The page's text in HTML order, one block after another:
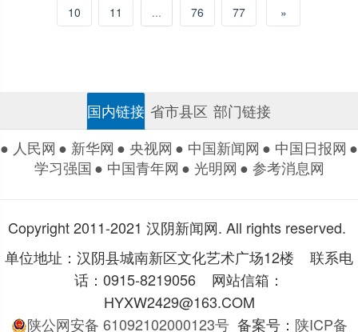
10
11 ... 76 77 »
国内链接 省市县区 部门链接
● 人民网 ● 新华网 ● 央视网 ● 中国新闻网 ● 中国日报网 ●
学习强国● 中国青年网 ● 光明网 ● 参考消息网
Copyright 2011-2021 汉阴新闻网. All rights reserved.
单位地址：汉阴县城南新区文化艺术广场12楼 联系电
话：0915-8219056 网站信箱：
HYXW2429@163.COM
陕公网安备 61092102000123号备案号： 陕ICP备